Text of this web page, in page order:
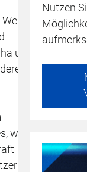
der
und
was
voll
Nutzen